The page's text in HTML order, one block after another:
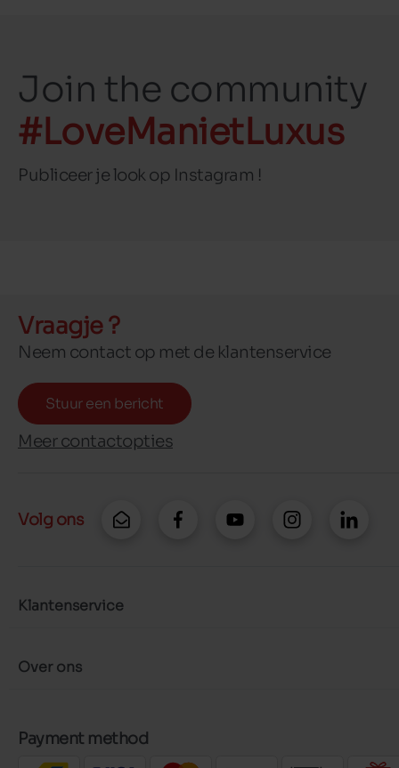
Join the community
#LoveManietLuxus
Publiceer je look op Instagram !
Vraagje ?
Neem contact op met de klantenservice
Stuur een bericht
Meer contactopties
Volg ons
Klantenservice
Over ons
Payment method